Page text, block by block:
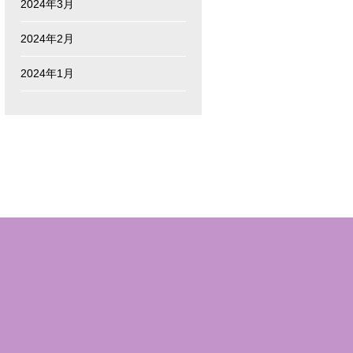
2024年3月
2024年2月
2024年1月